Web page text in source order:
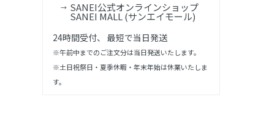
SANEI公式オンラインショップ
SANEI MALL (サンエイモール)
24時間受付、 最短で当日発送
※午前中までのご注文分は当日発送いたします。
※土日祝祭日・夏季休暇・年末年始は休業いたしま
す。